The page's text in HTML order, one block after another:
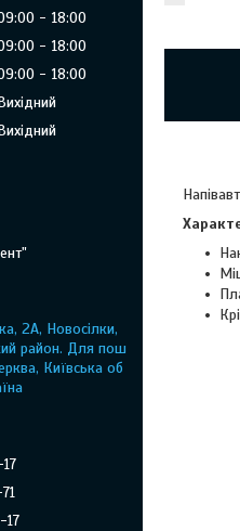
18:00
18:00
18:00
2А, Новосілки,
район. Для пош
Київська об
17